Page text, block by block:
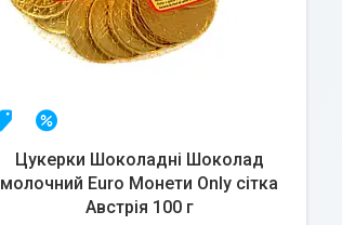
Топ продаж
Цукерки Шоколадні Шоколад
молочний Euro Монети Only сітка
Австрія 100 г